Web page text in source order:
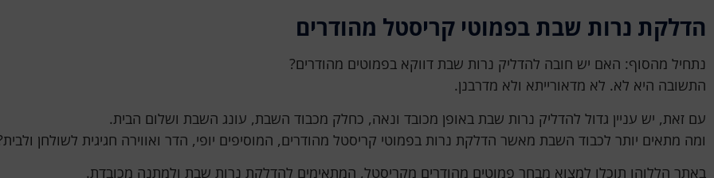
הדלקת נרות שבת בפמוטי קריסטל מהודרים
נתחיל מהסוף: האם יש חובה להדליק נרות שבת דווקא בפמוטים מהודרים?
התשובה היא לא. לא מדאורייתא ולא מדרבנן.
עם זאת, יש עניין גדול להדליק נרות שבת באופן מכובד ונאה, כחלק מכבוד השבת, עונג השבת ושלום הבית.
ומה מתאים יותר לכבוד השבת מאשר הדלקת נרות בפמוטי קריסטל מהודרים, המוסיפים יופי, הדר ואווירה חגיגית לשולחן
באתר הללוהו תוכלו למצוא מבחר פמוטים מהודרים מקריסטל, המתאימים להדלקת נרות שבת ולמתנה מכובדת.